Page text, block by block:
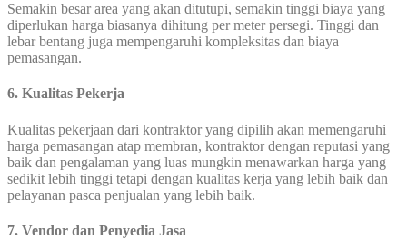
Semakin besar area yang akan ditutupi, semakin tinggi biaya yang
diperlukan harga biasanya dihitung per meter persegi. Tinggi dan
lebar bentang juga mempengaruhi kompleksitas dan biaya
pemasangan.
6. Kualitas Pekerja
Kualitas pekerjaan dari kontraktor yang dipilih akan memengaruhi
harga pemasangan atap membran, kontraktor dengan reputasi yang
baik dan pengalaman yang luas mungkin menawarkan harga yang
sedikit lebih tinggi tetapi dengan kualitas kerja yang lebih baik dan
pelayanan pasca penjualan yang lebih baik.
7. Vendor dan Penyedia Jasa